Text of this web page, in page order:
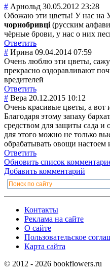
# Арнольд 30.05.2012 23:28
Обожаю эти цветы! У нас на
чорнобривці (русским
чёрные брови, у нас о них
Ответить
# Ирина 09.04.2014 07:59
Очень люблю эти цветы,
прекрасно оздоравливают
вредителей
Ответить
# Вера 20.12.2015 10:12
Очень красивые цветы, а вот
Благодаря этому запаху
средством для защиты сада и
для этого можно не только
обрабатывать овощи
Ответить
Обновить список
Добавить комментарий
Контакты
Реклама на сайте
О сайте
Пользовательское
Карта сайта
© 2012 - 2026 bookflowers.ru